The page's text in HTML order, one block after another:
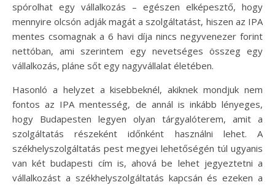
spórolhat egy vállalkozás – egészen elképesztő, hogy
mennyire olcsón adják magát a szolgáltatást, hiszen az IPA
mentes csomagnak a 6 havi díja nincs negyvenezer forint
nettóban, ami szerintem egy nevetséges összeg egy
vállalkozás, pláne sőt egy nagyvállalat életében.
Hasonló a helyzet a kisebbeknél, akiknek mondjuk nem
fontos az IPA mentesség, de annál is inkább lényeges,
hogy Budapesten legyen olyan tárgyalóterem, amit a
szolgáltatás részeként időnként használni lehet. A
székhelyszolgáltatás pest megyei lehetőségén túl ugyanis
van két budapesti cím is, ahová be lehet jegyeztetni a
vállalkozást a székhelyszolgáltatás kapcsán és ezeken a